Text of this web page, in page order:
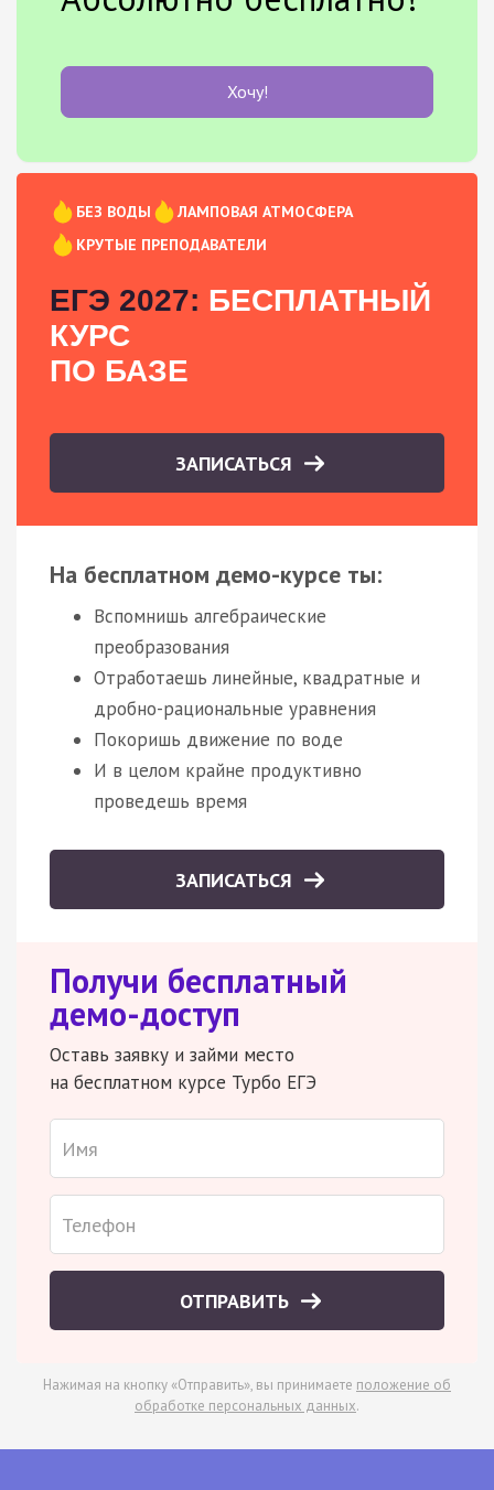
Хочу!
БЕЗ ВОДЫ
ЛАМПОВАЯ АТМОСФЕРА
КРУТЫЕ ПРЕПОДАВАТЕЛИ
ЕГЭ 2027: БЕСПЛАТНЫЙ
КУРС
ПО БАЗЕ
ЗАПИСАТЬСЯ
На бесплатном демо-курсе ты:
Вспомнишь алгебраические
преобразования
Отработаешь линейные, квадратные и
дробно-рациональные уравнения
Покоришь движение по воде
И в целом крайне продуктивно
проведешь время
ЗАПИСАТЬСЯ
Получи бесплатный
демо-доступ
Оставь заявку и займи место
на бесплатном курсе Турбо ЕГЭ
ОТПРАВИТЬ
Нажимая на кнопку «Отправить», вы принимаете положение об
обработке персональных данных.